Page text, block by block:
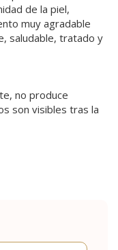
de la piel,
muy agradable
saludable, tratado y
no produce
son visibles tras la